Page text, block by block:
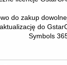
More